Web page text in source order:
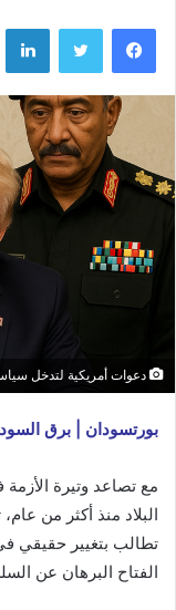
فيسبوك تويتر
دعوات أمريكية لتدخل
بورتسودان | برق
مع تصاعد وتيرة
البلاد منذ أكثر من
تطالب بتغيير حقيقي
الفتاح البرهان عن